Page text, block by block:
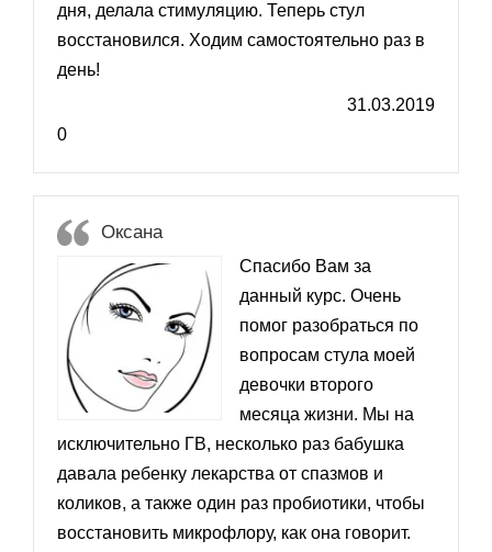
дня, делала стимуляцию. Теперь стул
восстановился. Ходим самостоятельно раз в
день!
31.03.2019
0
Оксана
Спасибо Вам за
данный курс. Очень
помог разобраться по
вопросам стула моей
девочки второго
месяца жизни. Мы на
исключительно ГВ, несколько раз бабушка
давала ребенку лекарства от спазмов и
коликов, а также один раз пробиотики, чтобы
восстановить микрофлору, как она говорит.